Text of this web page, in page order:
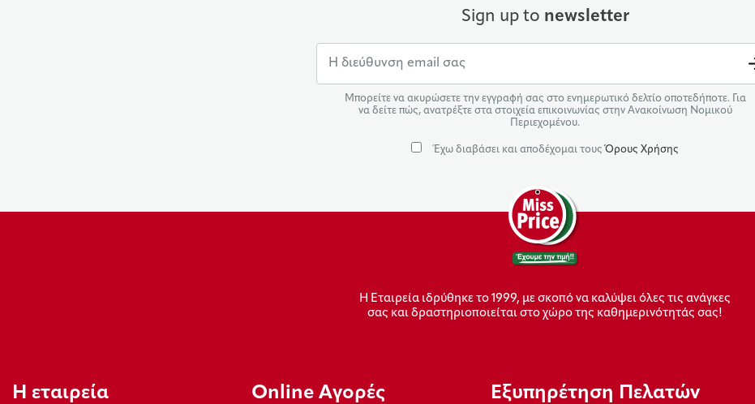
Sign up to newsletter
Μπορείτε να ακυρώσετε την εγγραφή σας στο ενημερωτικό δελτίο οποτεδήποτε. Για
να δείτε πώς, ανατρέξτε στα στοιχεία επικοινωνίας στην Ανακοίνωση Νομικού
Περιεχομένου.
Έχω διαβάσει και αποδέχομαι τουςΌρους Χρήσης
Η Εταιρεία ιδρύθηκε το 1999, με σκοπό να καλύψει όλες τις ανάγκες
σας και δραστηριοποιείται στο χώρο της καθημερινότητάς σας!
Η εταιρεία Οnline Αγορές Εξυπηρέτηση Πελατών